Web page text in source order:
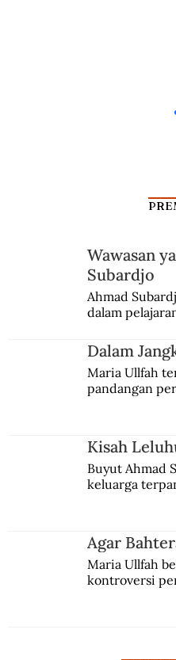
Ketika Sanggar
Dongeng
Wawasan
Subardjo
Ahmad
dalam
Jules Verne,
Dalam
Maria Ullfah
pandangan
Kisah
Buyut Ahmad
keluarga
Agar
Maria Ullfah
kontroversi